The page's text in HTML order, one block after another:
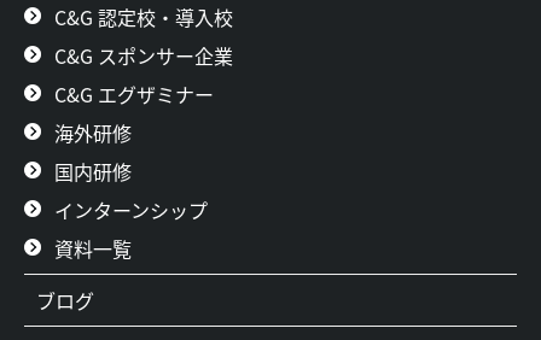
C&G 認定校・導入校
C&G スポンサー企業
C&G エグザミナー
海外研修
国内研修
インターンシップ
資料一覧
ブログ